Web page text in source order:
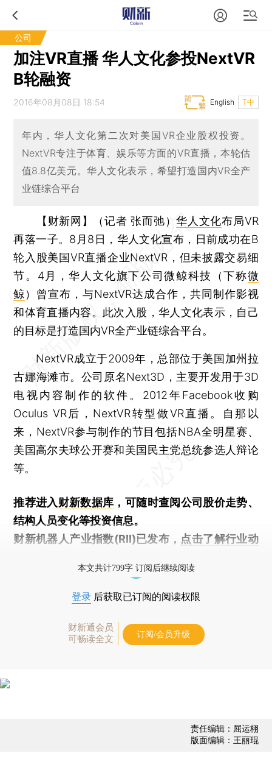
公司
加注VR直播 华人文化参投NextVR
B轮融资
2016年08月08日 18:54 T中
English
年内，华人文化第二次对美国VR企业股权投资。
NextVR专注于体育、娱乐等方面的VR直播，本轮估
值8.8亿美元。华人文化表示，希望打造国内VR全产
业链综合平台
【财新网】（记者 张而弛）华人文化布局VR
再落一子。8月8日，华人文化宣布，日前成功在B
轮入股美国VR直播企业NextVR，但未披露交易细
节。4月，华人文化旗下公司微鲸科技（下称微
鲸）曾宣布，与NextVR达成合作，共同制作影视
和体育直播内容。此次入股，华人文化表示，自己
的目标是打造国内VR全产业链综合平台。
NextVR成立于2009年，总部位于美国加州拉
古娜海滩市。公司原名Next3D，主要开发用于3D
电视内容制作的软件。2012年Facebook收购
Oculus VR后，NextVR转型做VR直播。自那以
来，NextVR参与制作的节目包括NBA全明星赛、
美国高尔夫球公开赛和美国民主党总统参选人辩论
等。
推荐进入财新数据库 ，可随时查阅公司股价走势、
结构人员变化等投资信息。
财新机器人产业指数(RII)已发布， 点击了解行业动
本文共计799字 订阅后继续阅读
登录 后获取已订阅的阅读权限
财新通会员
可畅读全文
订阅/会员升级
责任编辑：屈运栩
版面编辑：王丽琨